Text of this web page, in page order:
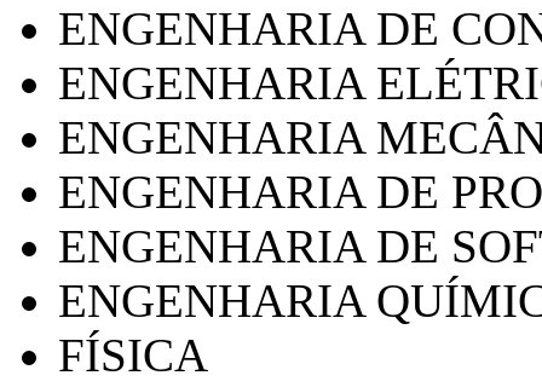
ENGENHARIA DE
ENGENHARIA
ENGENHARIA
ENGENHARIA DE
ENGENHARIA DE
ENGENHARIA
FÍSICA